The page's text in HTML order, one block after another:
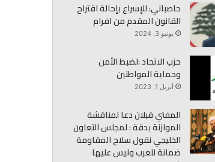
حاصباني: للإسراع بإحالة اقتراح
القانون المقدم من افرام
يونيو 3, 2024
حزب الاتحاد :لضبط الأمن
وحماية المواطنين
أبريل 1, 2023
المفتي قبلان دعا لمناقشة
الموازنة بدقة : لمجلس التعاون
الخليجي نقول سلاح المقاومة
ضمانة للعرب وليس عليها